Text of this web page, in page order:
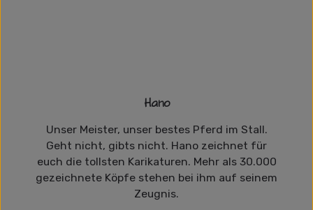
Hano
Unser Meister, unser bestes Pferd im Stall.
Geht nicht, gibts nicht. Hano zeichnet für
euch die tollsten Karikaturen. Mehr als 30.000
gezeichnete Köpfe stehen bei ihm auf seinem
Zeugnis.